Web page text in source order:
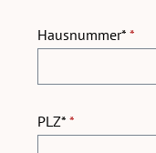
Hausnummer* *
PLZ* *